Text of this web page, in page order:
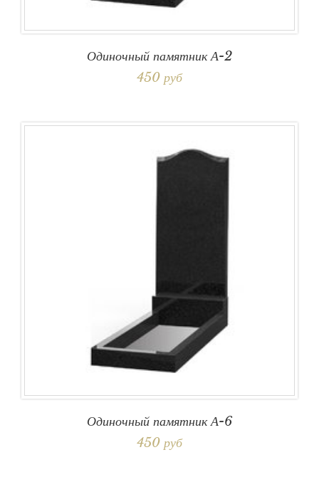
Одиночный памятник А-2
450 руб
Одиночный памятник А-6
450 руб